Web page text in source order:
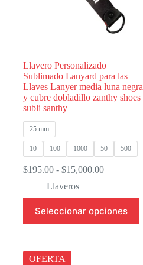
Llavero Personalizado
Sublimado Lanyard para las
Llaves Lanyer media luna negra
y cubre dobladillo zanthy shoes
subli santhy
25 mm
10 100 1000 50 500
$195.00 - $15,000.00Rango
desde
$195.00
hasta
Llaveros
Seleccionar opciones
producto
tiene
LasOFERTA